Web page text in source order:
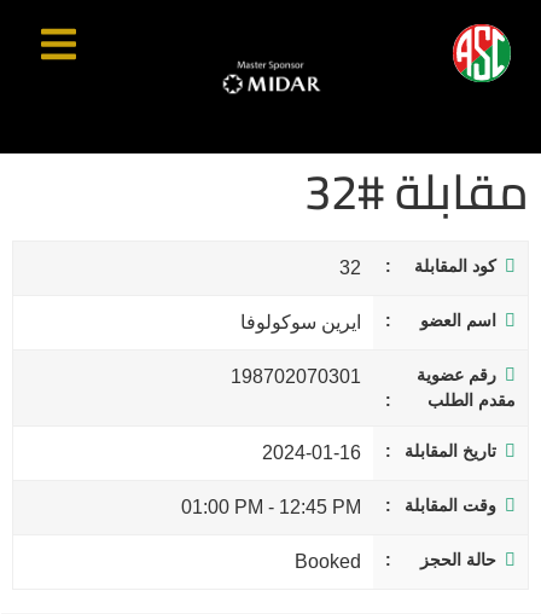
مقابلة #32
كود المقابلة 32
اسم العضو ايرين سوكولوفا
رقم عضوية
مقدم الطلب
198702070301
تاريخ المقابلة 2024-01-16
وقت المقابلة 12:45 PM
-
01:00 PM
حالة الحجز Booked